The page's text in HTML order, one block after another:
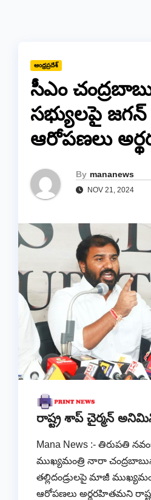
ఆంధ్రప్రదేశ్
సీఎం
సభ్యులపై జగన్
ఆరోపణలు
By mananews
NOV 21, 2024
రాష్ట్ర శాప్ చైర్మన్
Mana News :- తిరుపతి
ముఖ్యమంత్రి నారా
తల్లిదండ్రులపై మాజీ
ఆరోపణలు అర్థరహితమని